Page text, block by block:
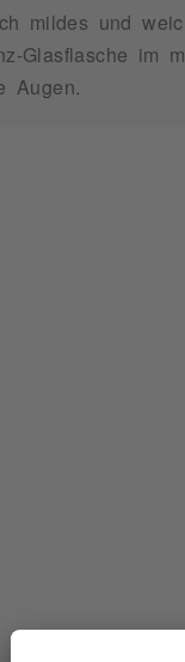
mildes und
Glasflasche im
Augen.